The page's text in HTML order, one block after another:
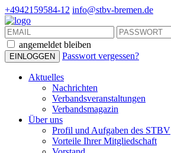
+4942159584-12 info@stbv-bremen.de
angemeldet bleiben
Passwort vergessen?
Aktuelles
Nachrichten
Verbandsveranstaltungen
Verbandsmagazin
Über uns
Profil und Aufgaben des STBV
Vorteile Ihrer Mitgliedschaft